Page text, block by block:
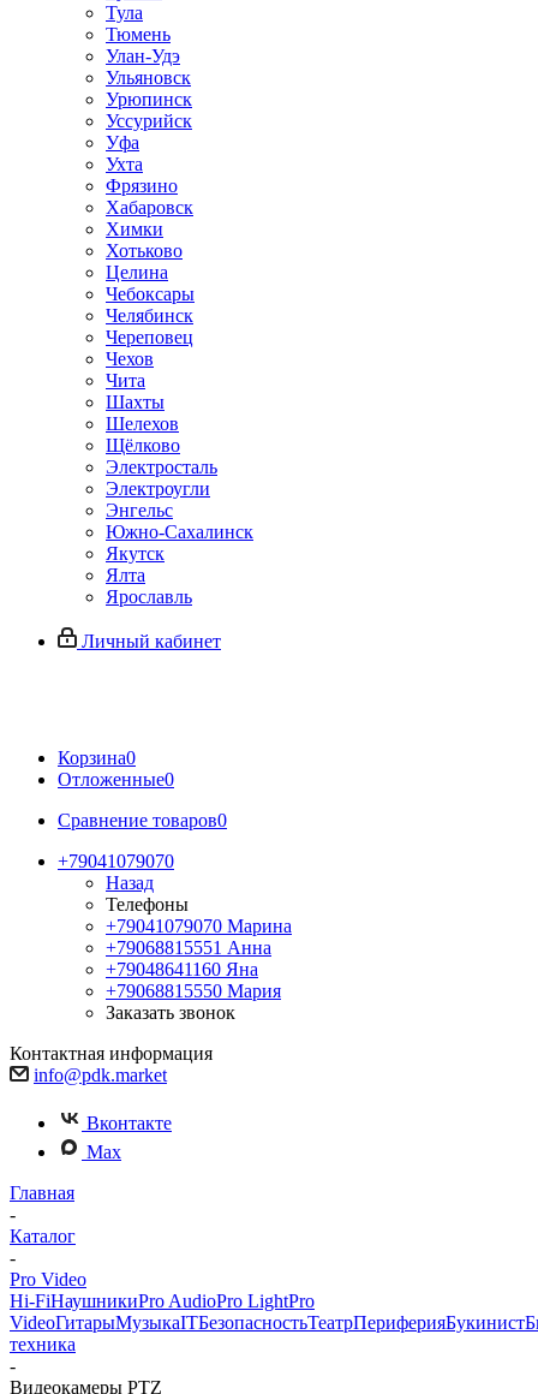
Тула
Тюмень
Улан-Удэ
Ульяновск
Урюпинск
Уссурийск
Уфа
Ухта
Фрязино
Хабаровск
Химки
Хотьково
Целина
Чебоксары
Челябинск
Череповец
Чехов
Чита
Шахты
Шелехов
Щёлково
Электросталь
Электроугли
Энгельс
Южно-Сахалинск
Якутск
Ялта
Ярославль
Личный кабинет
Корзина0
Отложенные0
Сравнение товаров0
+79041079070
Назад
Телефоны
+79041079070 Марина
+79068815551 Анна
+79048641160 Яна
+79068815550 Мария
Заказать звонок
Контактная информация
info@pdk.market
Вконтакте
Max
Главная
-
Каталог
-
Pro Video
Hi-FiНаушникиPro AudioPro LightPro
VideoГитарыМузыкаITБезопасностьТеатрПериферияБукинист
техника
-
Видеокамеры PTZ